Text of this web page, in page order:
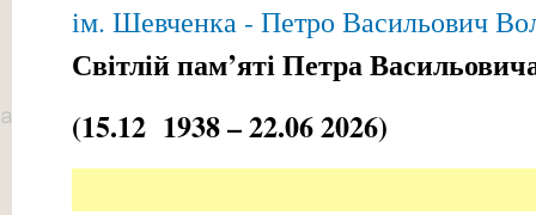
ім. Шевченка - Петро Васильович
Світлій пам’яті Петра
(15.12 1938 – 22.06 2026)